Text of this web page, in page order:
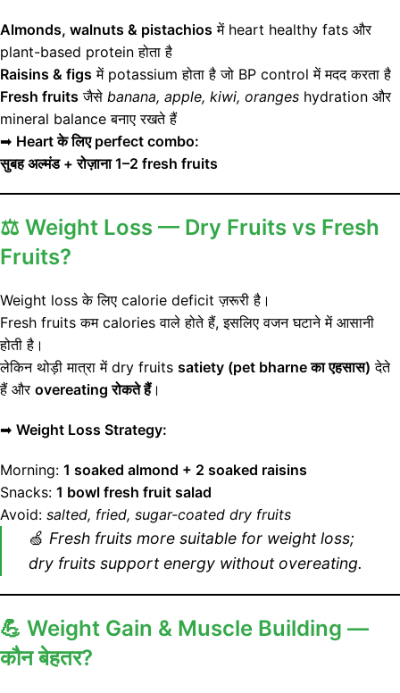
Almonds, walnuts & pistachios में heart healthy fats और
plant-based protein होता है
Raisins & figs में potassium होता है जो BP control में मदद करता है
Fresh fruits जैसे banana, apple, kiwi, oranges hydration और
mineral balance बनाए रखते हैं
➡ Heart के लिए perfect combo:
सुबह अल्मंड + रोज़ाना 1–2 fresh fruits
⚖️ Weight Loss — Dry Fruits vs Fresh
Fruits?
Weight loss के लिए calorie deficit ज़रूरी है।
Fresh fruits कम calories वाले होते हैं, इसलिए वजन घटाने में आसानी
होती है।
लेकिन थोड़ी मात्रा में dry fruits satiety (pet bharne का एहसास) देते
हैं और overeating रोकते हैं।
➡ Weight Loss Strategy:
Morning: 1 soaked almond + 2 soaked raisins
Snacks: 1 bowl fresh fruit salad
Avoid: salted, fried, sugar-coated dry fruits
🍏 Fresh fruits more suitable for weight loss;
dry fruits support energy without overeating.
💪 Weight Gain & Muscle Building —
कौन बेहतर?